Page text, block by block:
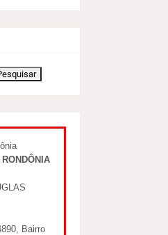
Bairro